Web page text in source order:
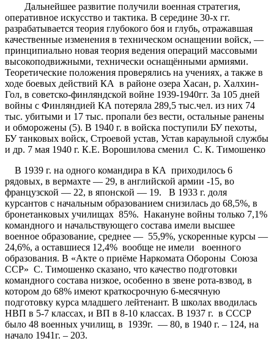
Дальнейшее развитие получили военная стратегия,
оперативное искусство и тактика. В середине 30-х гг.
разрабатывается теория глубокого боя и глубь, отражавшая
качественные изменения в техническом оснащении войск, —
принципиально новая теория ведения операций массовыми
высокоподвижными, технически оснащёнными армиями.
Теоретические положения проверялись на учениях, а также в
ходе боевых действий КА в районе озера Хасан, р. Халхин-
Гол, в советско-финляндской войне 1939-1940гг. За 105 дней
войны с Финляндией КА потеряла 289,5 тыс.чел. из них 74
тыс. убитыми и 17 тыс. пропали без вести, остальные ранены
и обморожены (5). В 1940 г. в войска поступили БУ пехоты,
БУ танковых войск, Строевой устав, Устав караульной службы
и др. 7 мая 1940 г. К.Е. Ворошилова сменил С. К. Тимошенко
В 1939 г. на одного командира в КА приходилось 6
рядовых, в вермахте — 29, в английской армии -15, во
французской — 22, в японской — 19. В 1933 г. доля
курсантов с начальным образованием снизилась до 68,5%, в
бронетанковых училищах 85%. Накануне войны только 7,1%
командного и начальствующего состава имели высшее
военное образование, среднее — 55,9%, ускоренные курсы —
24,6%, а оставшиеся 12,4% вообще не имели военного
образования. В «Акте о приёме Наркомата Обороны Союза
ССР» С. Тимошенко сказано, что качество подготовки
командного состава низкое, особенно в звене рота-взвод, в
котором до 68% имеют краткосрочную 6-месячную
подготовку курса младшего лейтенант. В школах вводилась
НВП в 5-7 классах, и ВП в 8-10 классах. В 1937 г. в СССР
было 48 военных училищ, в 1939г. — 80, в 1940 г. – 124, на
начало 1941г. – 203.